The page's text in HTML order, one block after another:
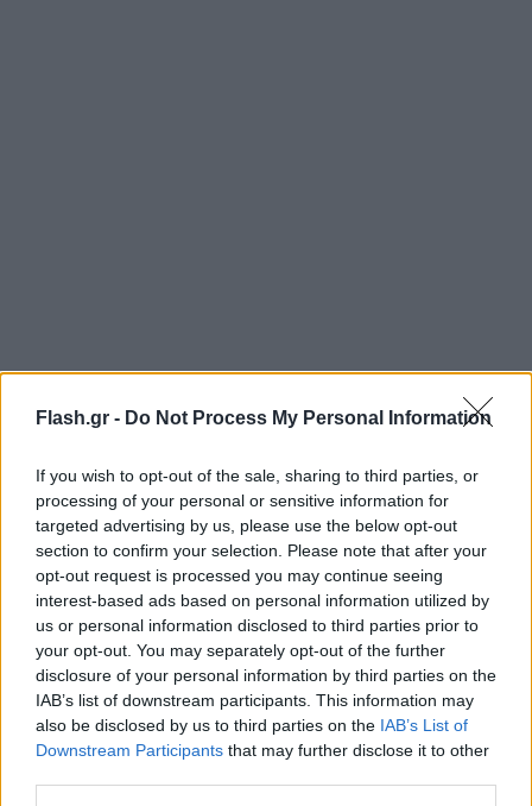
Flash.gr - Do Not Process My Personal Information
If you wish to opt-out of the sale, sharing to third parties, or
processing of your personal or sensitive information for
targeted advertising by us, please use the below opt-out
section to confirm your selection. Please note that after your
opt-out request is processed you may continue seeing
interest-based ads based on personal information utilized by
us or personal information disclosed to third parties prior to
your opt-out. You may separately opt-out of the further
disclosure of your personal information by third parties on the
IAB’s list of downstream participants. This information may
also be disclosed by us to third parties on the IAB’s List of
Downstream Participants that may further disclose it to other
Πηγή: bbcnews